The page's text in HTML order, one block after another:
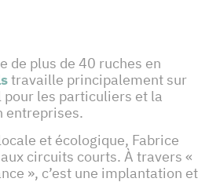
de plus de 40 ruches en
travaille principalement sur
les particuliers et la
entreprises.
et écologique, Fabrice
circuits courts. À travers «
», c’est une implantation et